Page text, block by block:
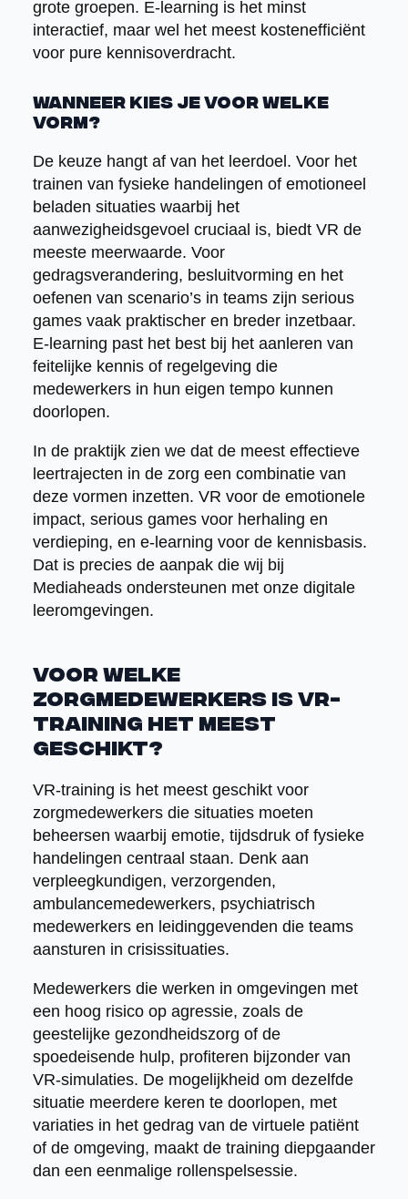
grote groepen. E-learning is het minst
interactief, maar wel het meest kostenefficiënt
voor pure kennisoverdracht.
Wanneer kies je voor welke
vorm?
De keuze hangt af van het leerdoel. Voor het
trainen van fysieke handelingen of emotioneel
beladen situaties waarbij het
aanwezigheidsgevoel cruciaal is, biedt VR de
meeste meerwaarde. Voor
gedragsverandering, besluitvorming en het
oefenen van scenario’s in teams zijn serious
games vaak praktischer en breder inzetbaar.
E-learning past het best bij het aanleren van
feitelijke kennis of regelgeving die
medewerkers in hun eigen tempo kunnen
doorlopen.
In de praktijk zien we dat de meest effectieve
leertrajecten in de zorg een combinatie van
deze vormen inzetten. VR voor de emotionele
impact, serious games voor herhaling en
verdieping, en e-learning voor de kennisbasis.
Dat is precies de aanpak die wij bij
Mediaheads ondersteunen met onze digitale
leeromgevingen.
Voor welke
zorgmedewerkers is VR-
training het meest
geschikt?
VR-training is het meest geschikt voor
zorgmedewerkers die situaties moeten
beheersen waarbij emotie, tijdsdruk of fysieke
handelingen centraal staan. Denk aan
verpleegkundigen, verzorgenden,
ambulancemedewerkers, psychiatrisch
medewerkers en leidinggevenden die teams
aansturen in crisissituaties.
Medewerkers die werken in omgevingen met
een hoog risico op agressie, zoals de
geestelijke gezondheidszorg of de
spoedeisende hulp, profiteren bijzonder van
VR-simulaties. De mogelijkheid om dezelfde
situatie meerdere keren te doorlopen, met
variaties in het gedrag van de virtuele patiënt
of de omgeving, maakt de training diepgaander
dan een eenmalige rollenspelsessie.